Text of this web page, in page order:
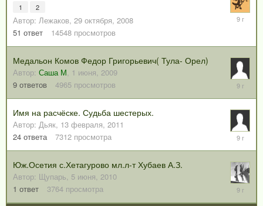
1 2
Автор: Лежаков, 29 октября, 2008
51 ответ 14548 просмотров
28
Медальон Комов Федор Григорьевич( Тула- Орел)
Автор: Саша М, 1 июня, 2009
9 ответов 4965 просмотров
10
2017
Имя на расчёске. Судьба шестерых.
Автор: Дьяк, 13 февраля, 2011
24 ответа 7312 просмотра
2017
Юж.Осетия с.Хетагурово мл.л-т Хубаев А.З.
Автор: Щупарь, 5 июня, 2010
1 ответ 3764 просмотра
27